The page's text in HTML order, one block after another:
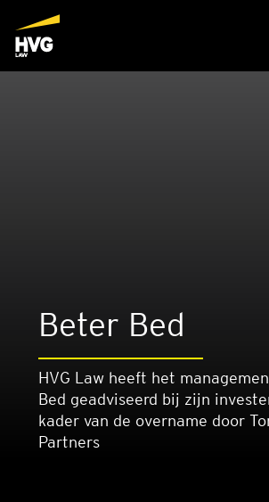
Beter Bed
HVG Law heeft het
Bed geadviseerd bij zijn
kader van de overname door
Partners